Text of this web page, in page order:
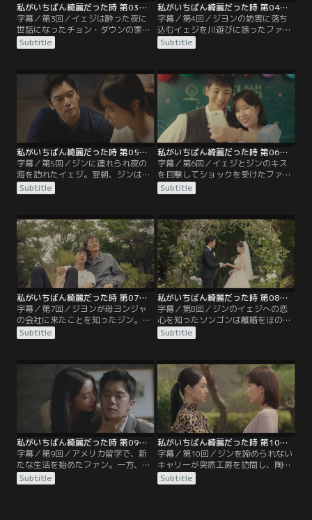
私がいちばん綺麗だった時 第03話／字幕
字幕／第3回／イェジは酔った夜に
世話になったチョン・ダウンの家で
下宿生活を始め、ソンゴンの窯を借
りて陶芸に励む。週末になりジンは
が、イェジと同居する叔母オ・ジヨ
ンが悪態をつく様子に驚きを隠せな
い。実家で過ごしたイェジはうなさ
れて何度も目が覚めてしまうのだっ
た。やがてジヨンがイェジの実習先
を探り出し…。
Subtitle
私がいちばん綺麗だった時 第04話／字幕
字幕／第4回／ジヨンの妨害に落ち
込むイェジを川遊びに誘ったファ
ン。楽しい時間を過ごして家に戻る
が、そんな2人の様子に心が騒ぐジ
号を聞いたり、さりげなく酒を用意
するなど彼女を気にかける。一方、
ファンも彼女の悪い噂が広まらない
よう守ろうとしていた。さらに彼は
イェジに贈り物を用意してメールを
送るが…。
Subtitle
私がいちばん綺麗だった時 第05話／字幕
字幕／第5回／ジンに連れられ夜の
海を訪れたイェジ。翌朝、ジンは彼
女のためにホテルの部屋と新しい服
を準備する。一方、イェジを待って
生キム・イノに重傷を負わせてしま
う。そこにファンの母キム・ヨンジ
ャが現れ、多額の示談金で解決させ
る。そんな中、工房で修行を始めた
イェジだったが、ジンとのキスをフ
ァンが目撃し…。
Subtitle
私がいちばん綺麗だった時 第06話／字幕
字幕／第6回／イェジとジンのキス
を目撃してショックを受けたファ
ン。兄に対して怒りをぶつけなが
ら、「先生」への好意を口にする
とる。そんな中、ようやくの思いで
叔母の家を出たイェジ。ジンはそん
な彼女に優しい言葉をかけてイェジ
の気持ちに寄り添おうとする。ファ
ンはイェジとジンが接近していくの
を歯がゆく見つめて…。
Subtitle
私がいちばん綺麗だった時 第07話／字幕
字幕／第7回／ジヨンが母ヨンジャ
の会社に来たことを知ったジン。ジ
ヨンのもとを訪れ、大金を渡してイ
ェジとの交際に文句を言わないよう
たヨンジャはイェジとジンとの交際
に猛反対し、イェジにも冷たい言葉
を吐いて去る。そんな中、イェジの
件でジンに腹を立てたファン。思わ
ず兄に殴りかかり、父ソンゴンに止
められるが…。
Subtitle
私がいちばん綺麗だった時 第08話／字幕
字幕／第8回／ジンのイェジへの恋
心を知ったソンゴンは離婚をほのめ
かしてヨンジャを脅し、息子に加
勢。ファンもイェジへの気持ちを胸
手助けする。彼らのサプライズを涙
で受け入れたイェジ。しかし、ヨン
ジャはそんな彼女に婚前契約書を突
きつける。やがてイェジとジンの結
婚式が執り行われるが、そこにやっ
てきたのは…。
Subtitle
私がいちばん綺麗だった時 第09話／字幕
字幕／第9回／アメリカ留学で、新
たな生活を始めたファン。一方、ジ
ンと楽しい新婚生活を過ごしていた
イェジ。ある日、ジンのパソコンの
Subtitle
私がいちばん綺麗だった時 第10話／字幕
字幕／第10回／ジンを諦められない
キャリーが突然工房を訪問し、陶芸
品を注文する。そこに帰宅したジ
ン。2人の会話を聞いたイェジは、
Subtitle